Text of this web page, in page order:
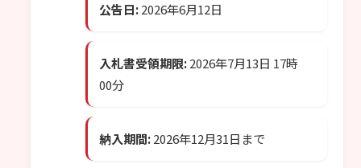
公告日:2026年6月12日
入札書受領期限:2026年7月13日 17時
00分
納入期間:2026年12月31日まで